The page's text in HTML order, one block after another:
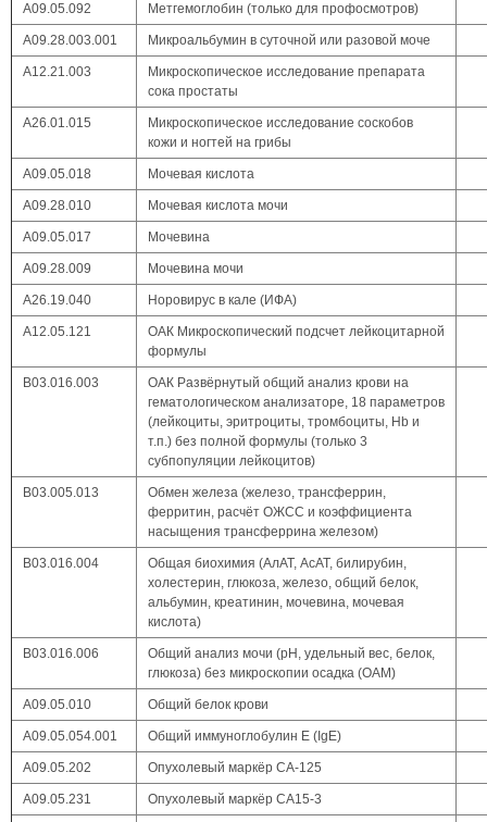
А09.05.092 Метгемоглобин (только для профосмотров)
A09.28.003.001 Микроальбумин в суточной или разовой моче
A12.21.003
Микроскопическое исследование препарата
сока простаты
А26.01.015
Микроскопическое исследование соскобов
кожи и ногтей на грибы
А09.05.018 Мочевая кислота
А09.28.010 Мочевая кислота мочи
А09.05.017 Мочевина
А09.28.009 Мочевина мочи
А26.19.040 Норовирус в кале (ИФА)
А12.05.121
ОАК Микроскопический подсчет лейкоцитарной
формулы
В03.016.003
ОАК Развёрнутый общий анализ крови на
гематологическом анализаторе, 18 параметров
(лейкоциты, эритроциты, тромбоциты, Hb и
т.п.) без полной формулы (только 3
субпопуляции лейкоцитов)
B03.005.013
Обмен железа (железо, трансферрин,
ферритин, расчёт ОЖСС и коэффициента
насыщения трансферрина железом)
В03.016.004
Общая биохимия (АлАТ, АсАТ, билирубин,
холестерин, глюкоза, железо, общий белок,
альбумин, креатинин, мочевина, мочевая
кислота)
В03.016.006
Общий анализ мочи (pH, удельный вес, белок,
глюкоза) без микроскопии осадка (ОАМ)
А09.05.010 Общий белок крови
А09.05.054.001 Общий иммуноглобулин Е (IgE)
А09.05.202 Опухолевый маркёр CA-125
А09.05.231 Опухолевый маркёр CA15-3